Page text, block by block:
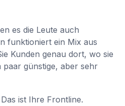
es die Leute auch
funktioniert ein Mix aus
Kunden genau dort, wo sie
paar günstige, aber sehr
Das ist Ihre Frontline.